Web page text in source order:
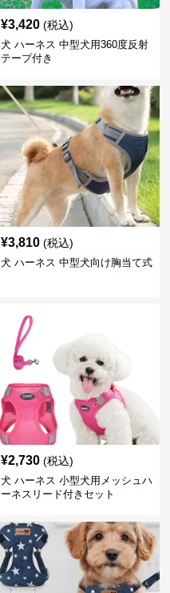
¥3,420 (税込)
犬 ハーネス 中型犬用360度反射
テープ付き
¥3,810 (税込)
犬 ハーネス 中型犬向け胸当て式
¥2,730 (税込)
犬 ハーネス 小型犬用メッシュハ
ーネスリード付きセット